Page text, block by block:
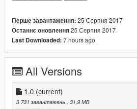
ele aparecerá
Перше завантаження: 25 Серпня 2017
Останнє оновлення25 Серпня 2017
Last Downloaded: 7 hours ago
All Versions
1.0 (current)
3 731 завантажень
, 31,9 МБ